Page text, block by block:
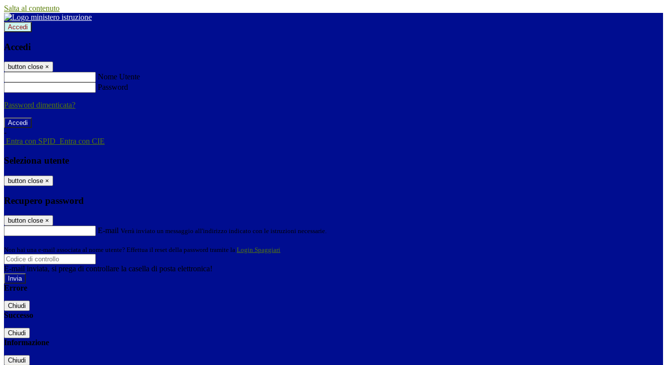
Salta al contenuto
Accedi
Accedi
button close ×
Nome Utente
Password
Password dimenticata?
-
Entra con SPID Entra con CIE
Seleziona utente
button close ×
Recupero password
button close ×
E-mail Verrà inviato un messaggio all'indirizzo indicato con le istruzioni necessarie.
Non hai una e-mail associata al nome utente? Effettua il reset della password tramite la Login Spaggiari
E-mail inviata, si prega di controllare la casella di posta elettronica!
Errore
Chiudi
Successo
Chiudi
Informazione
Chiudi